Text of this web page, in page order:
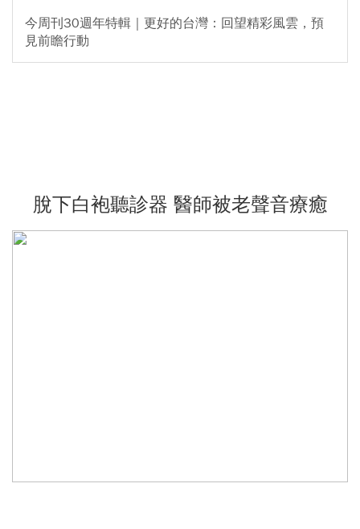
今周刊30週年特輯｜更好的台灣：回望精彩風雲，預
見前瞻行動
脫下白袍聽診器 醫師被老聲音療癒